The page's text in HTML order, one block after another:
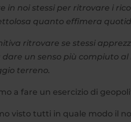
in noi stessi per ritrovare i
quanto effimera
ritrovare se stessi
dare un senso più compiuto
terreno.
a fare un esercizio di
visto tutti in quale modo il